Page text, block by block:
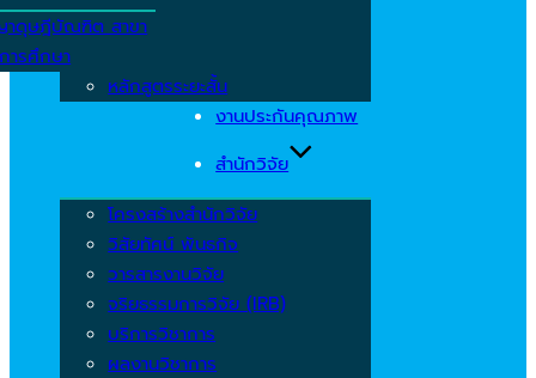
ดุษฎีบัณฑิต สาขา
ารศึกษา
หลักสูตรระยะสั้น
งานประกันคุณภาพ
สำนักวิจัย
โครงสร้างสำนักวิจัย
วิสัยทัศน์ พันธกิจ
วารสารงานวิจัย
จริยธรรมการวิจัย (IRB)
บริการวิชาการ
ผลงานวิชาการ